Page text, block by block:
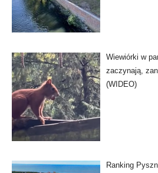
Wiewiórki w
zaczynają,
(WIDEO)
Ranking